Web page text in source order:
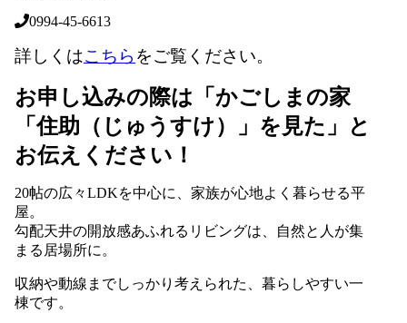
0994-45-6613
詳しくはこちら をご覧ください。
お申し込みの際は「かごしまの家
「住助（じゅうすけ）」を見た」と
お伝えください！
20帖の広々LDKを中心に、家族が心地よく暮らせる平
屋。
勾配天井の開放感あふれるリビングは、自然と人が集
まる居場所に。
収納や動線までしっかり考えられた、暮らしやすい一
棟です。